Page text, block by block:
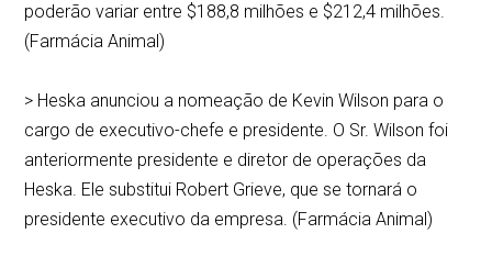
poderão variar entre $188,8 milhões e $212,4 milhões.
(Farmácia Animal)
> Heska anunciou a nomeação de Kevin Wilson para o
cargo de executivo-chefe e presidente. O Sr. Wilson foi
anteriormente presidente e diretor de operações da
Heska. Ele substitui Robert Grieve, que se tornará o
presidente executivo da empresa. (Farmácia Animal)